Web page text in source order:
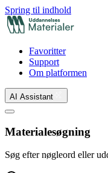
Spring til indhold
Favoritter
Support
Om platformen
AI Assistant
Materialesøgning
Søg efter nøgleord eller